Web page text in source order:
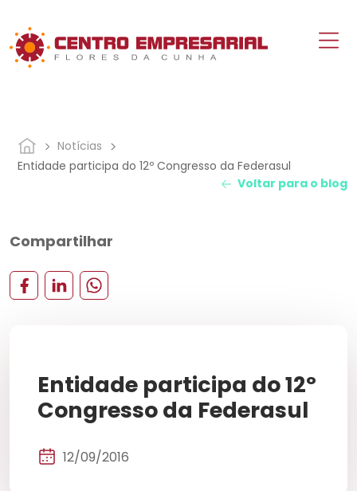
Notícias
Entidade participa do 12º Congresso da Federasul
Voltar para o blog
Compartilhar
Entidade participa do 12º
Congresso da Federasul
12/09/2016